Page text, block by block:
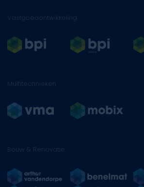
Vastgoedontwikkeling
Multitechnieken
Bouw & Renovatie